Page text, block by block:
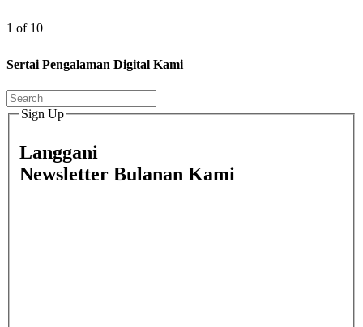
1 of 10
Sertai Pengalaman Digital Kami
Sign Up
Langgani
Newsletter Bulanan Kami